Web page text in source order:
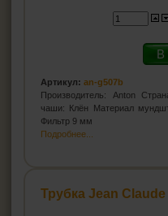
В
Артикул: an-g507b
Производитель: Anton
чаши: Клён Материал
Фильтр 9 мм
Подробнее...
Трубка Jean